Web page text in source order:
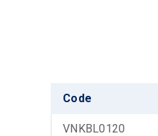
Code
VNKBL0120